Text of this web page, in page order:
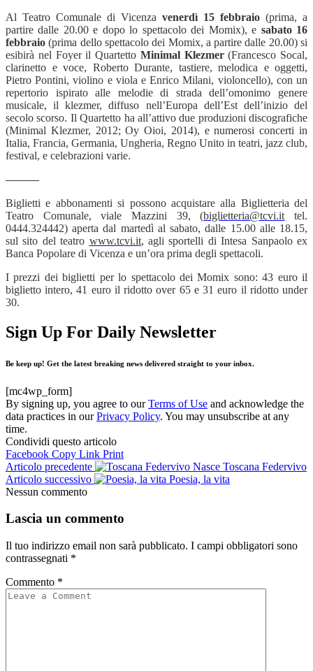
Al Teatro Comunale di Vicenza venerdì 15 febbraio (prima, a
partire dalle 20.00 e dopo lo spettacolo dei Momix), e sabato 16
febbraio (prima dello spettacolo dei Momix, a partire dalle 20.00) si
esibirà nel Foyer il Quartetto Minimal Klezmer(Francesco Socal,
clarinetto e voce, Roberto Durante, tastiere, melodica e oggetti,
Pietro Pontini, violino e viola e Enrico Milani, violoncello), con un
repertorio ispirato alle melodie di strada dell’omonimo genere
musicale, il klezmer, diffuso nell’Europa dell’Est dell’inizio del
secolo scorso. Il Quartetto ha all’attivo due produzioni discografiche
(Minimal Klezmer, 2012; Oy Oioi, 2014), e numerosi concerti in
Italia, Francia, Germania, Ungheria, Regno Unito in teatri, jazz club,
festival, e celebrazioni varie.
———
Biglietti e abbonamenti si possono acquistare alla Biglietteria del
Teatro Comunale, viale Mazzini 39, (biglietteria@tcvi.it tel.
0444.324442) aperta dal martedì al sabato, dalle 15.00 alle 18.15,
sul sito del teatro www.tcvi.it, agli sportelli di Intesa Sanpaolo ex
Banca Popolare di Vicenza e un’ora prima degli spettacoli.
I prezzi dei biglietti per lo spettacolo dei Momix sono: 43 euro il
biglietto intero, 41 euro il ridotto over 65 e 31 euro il ridotto under
30.
Sign Up For Daily Newsletter
Be keep up! Get the latest breaking news delivered straight to your inbox.
[mc4wp_form]
By signing up, you agree to ourTerms of Use and acknowledge the
data practices in ourPrivacy Policy. You may unsubscribe at any
time.
Condividi questo articolo
Facebook Copy Link Print
Articolo precedente
Nasce Toscana Federvivo
Articolo successivo
Poesia, la vita
Nessun commento
Lascia un commento
Il tuo indirizzo email non sarà pubblicato. I campi obbligatori sono
contrassegnati *
Commento *